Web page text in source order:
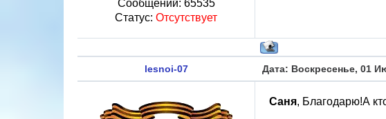
Сообщений: 65535
Статус: Отсутствует
lesnoi-07 Дата: Воскресенье, 01
Саня, Благодарю!А